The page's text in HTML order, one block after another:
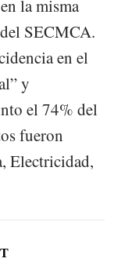
la misma
SECMCA.
en el
y
el 74% del
fueron
Electricidad,